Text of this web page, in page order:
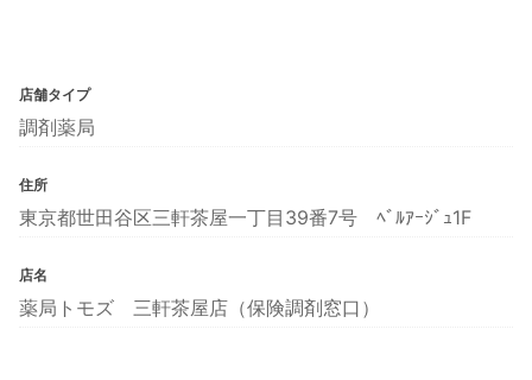
店舗タイプ
調剤薬局
住所
東京都世田谷区三軒茶屋一丁目39番7号 ﾍﾞﾙｱｰｼﾞｭ1F
店名
薬局トモズ 三軒茶屋店（保険調剤窓口）